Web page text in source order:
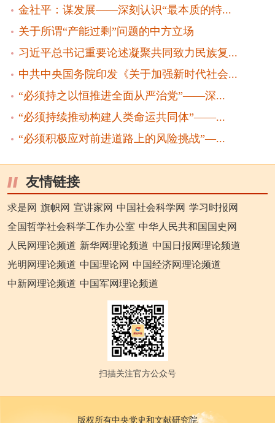
金社平：谋发展——深刻认识“最本质的特...
关于所谓“产能过剩”问题的中方立场
习近平总书记重要论述凝聚共同致力民族复...
中共中央国务院印发《关于加强新时代社会...
“必须持之以恒推进全面从严治党”——深...
“必须持续推动构建人类命运共同体”——...
“必须积极应对前进道路上的风险挑战”—...
友情链接
求是网 旗帜网 宣讲家网 中国社会科学网 学习时报网
全国哲学社会科学工作办公室 中华人民共和国国史网
人民网理论频道 新华网理论频道 中国日报网理论频道
光明网理论频道 中国理论网 中国经济网理论频道
中新网理论频道 中国军网理论频道
扫描关注官方公众号
版权所有中央党史和文献研究院